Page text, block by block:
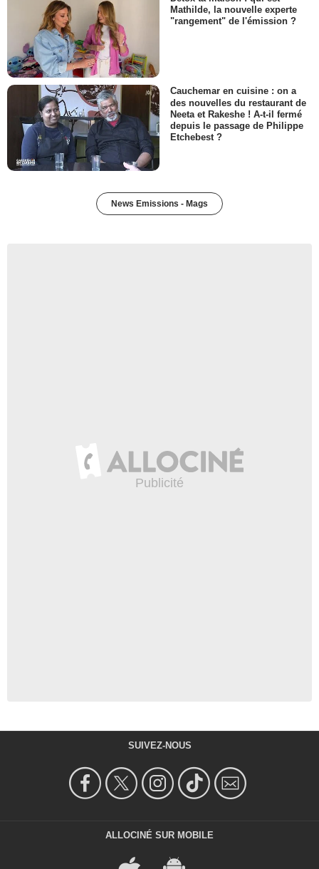
Mathilde, la nouvelle experte
"rangement" de l'émission ?
Cauchemar en cuisine : on a
des nouvelles du restaurant de
Neeta et Rakeshe ! A-t-il fermé
depuis le passage de Philippe
Etchebest ?
News Emissions - Mags
SUIVEZ-NOUS
ALLOCINÉ SUR MOBILE